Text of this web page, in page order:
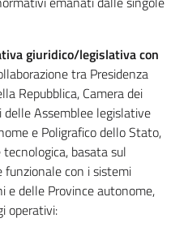
giuridico/legislativa con
tra Presidenza
Repubblica, Camera dei
Assemblee legislative
e Poligrafico dello Stato,
basata sul
con i sistemi
e delle Province autonome,
operativi: